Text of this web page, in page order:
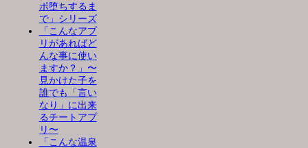
ポ堕ちするま
で」シリーズ
「こんなアプ
リがあればど
んな事に使い
ますか？」〜
見かけた子を
誰でも「言い
なり」に出来
るチートアプ
リ〜
「こんな温泉